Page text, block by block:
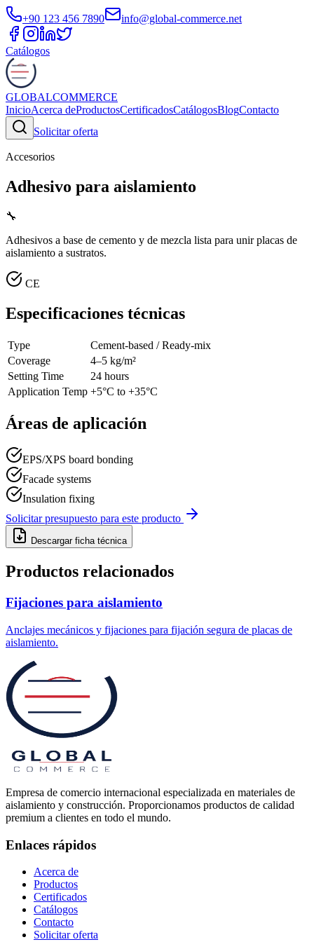
+90 123 456 7890 info@global-commerce.net
Catálogos
GLOBALCOMMERCE
InicioAcerca deProductosCertificadosCatálogosBlogContacto
Solicitar oferta
Accesorios
Adhesivo para aislamiento
🔧
Adhesivos a base de cemento y de mezcla lista para unir placas de
aislamiento a sustratos.
CE
Especificaciones técnicas
Type
Cement-based / Ready-mix
Coverage
4–5 kg/m²
Setting Time
24 hours
Application Temp +5°C to +35°C
Áreas de aplicación
EPS/XPS board bonding
Facade systems
Insulation fixing
Solicitar presupuesto para este producto
Descargar ficha técnica
Productos relacionados
Fijaciones para aislamiento
Anclajes mecánicos y fijaciones para fijación segura de placas de
aislamiento.
Empresa de comercio internacional especializada en materiales de
aislamiento y construcción. Proporcionamos productos de calidad
premium a clientes en todo el mundo.
Enlaces rápidos
Acerca de
Productos
Certificados
Catálogos
Contacto
Solicitar oferta